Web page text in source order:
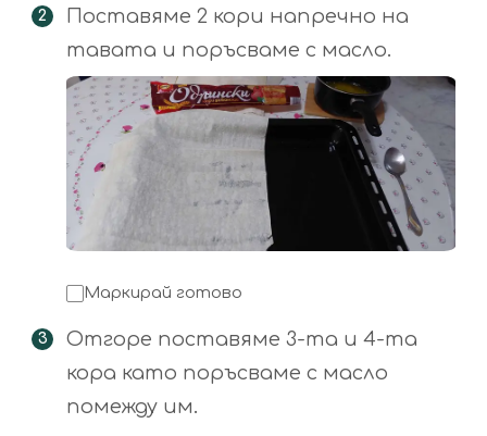
Поставяме 2 кори напречно на
тавата и поръсваме с масло.
Маркирай готово
Отгоре поставяме 3-та и 4-та
кора като поръсваме с масло
помежду им.